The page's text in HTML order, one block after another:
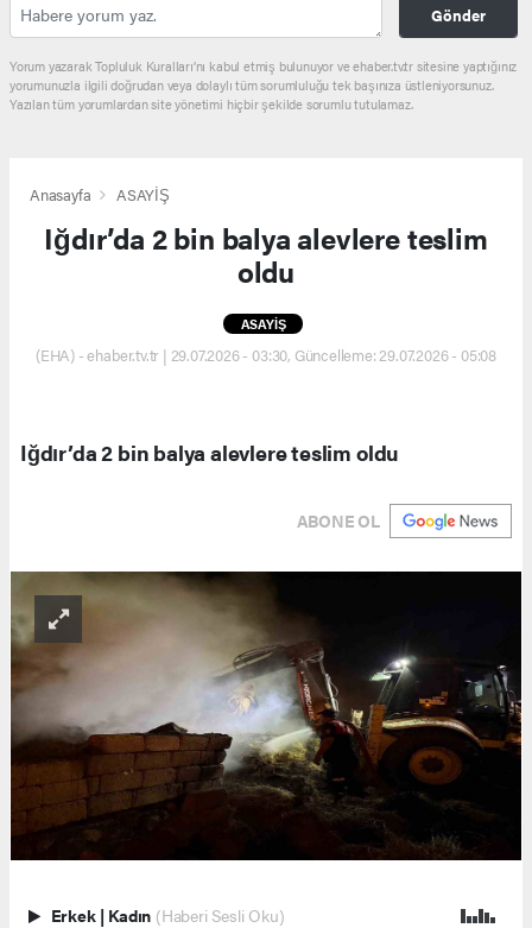
Gönder
Yorum yazarak Topluluk Kuralları’nı kabul etmiş bulunuyor ve ehaber.tv.tr sitesine yaptığınız
yorumunuzla ilgili doğrudan veya dolaylı tüm sorumluluğu tek başınıza üstleniyorsunuz.
Yazılan tüm yorumlardan site yönetimi hiçbir şekilde sorumlu tutulamaz.
Anasayfa ASAYİŞ
Iğdır’da 2 bin balya alevlere teslim
oldu
ASAYİŞ
(EHA) - ehaber.tv.tr | 29.07.2026 - 03:30, Güncelleme: 29.07.2026 - 05:08
Iğdır’da 2 bin balya alevlere teslim oldu
ABONE OL
Erkek | Kadın (Haberi Sesli Oku)